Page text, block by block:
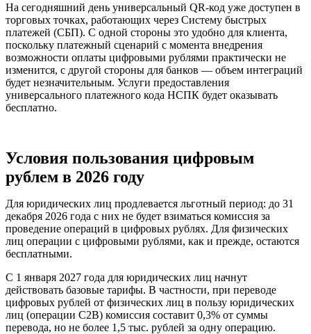
На сегодняшний день универсальный QR-код уже доступен в
торговых точках, работающих через Систему быстрых
платежей (СБП). С одной стороны это удобно для клиента,
поскольку платежный сценарий с момента внедрения
возможности оплаты цифровыми рублями практически не
изменится, с другой стороны для банков — объем интеграций
будет незначительным. Услуги предоставления
универсального платежного кода НСПК будет оказывать
бесплатно.
Условия пользования цифровым
рублем в 2026 году
Для юридических лиц продлевается льготный период: до 31
декабря 2026 года с них не будет взиматься комиссия за
проведение операций в цифровых рублях. Для физических
лиц операции с цифровыми рублями, как и прежде, остаются
бесплатными.
С 1 января 2027 года для юридических лиц начнут
действовать базовые тарифы. В частности, при переводе
цифровых рублей от физических лиц в пользу юридических
лиц (операции C2B) комиссия составит 0,3% от суммы
перевода, но не более 1,5 тыс. рублей за одну операцию.